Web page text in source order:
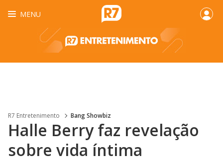
MENU
R7 Entretenimento Bang Showbiz
Halle Berry faz revelação
sobre vida íntima